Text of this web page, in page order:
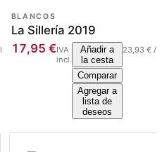
l
BLANCOS
La Sillería 2019
17,95 €IVA
incl.
23,93€/
Añadir a
la cesta
Comparar
Agregar a
lista de
deseos